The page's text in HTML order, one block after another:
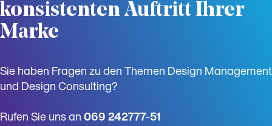
konsistenten Auftritt Ihrer
Marke
Sie haben Fragen zu den Themen Design Management
und Design Consulting?
Rufen Sie uns an ­069 242777-51